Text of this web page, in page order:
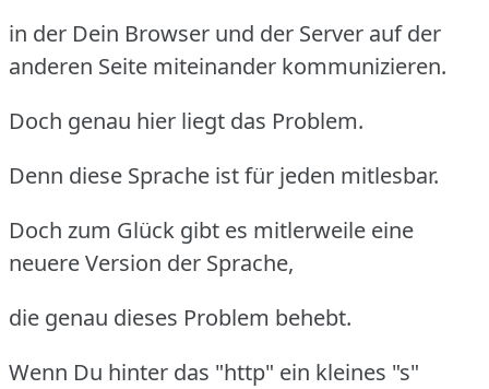
in der Dein Browser und der Server auf der
anderen Seite miteinander kommunizieren.
Doch genau hier liegt das Problem.
Denn diese Sprache ist für jeden mitlesbar.
Doch zum Glück gibt es mitlerweile eine
neuere Version der Sprache,
die genau dieses Problem behebt.
Wenn Du hinter das "http" ein kleines "s"